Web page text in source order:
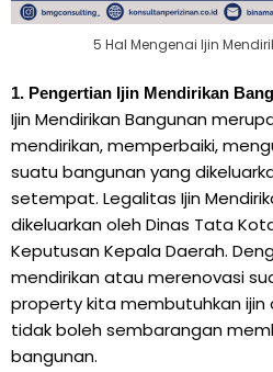
5 Hal Mengenai Ijin
1. Pengertian Ijin Mendirikan
Ijin Mendirikan Bangunan
mendirikan, memperbaiki,
suatu bangunan yang
setempat. Legalitas Ijin
dikeluarkan oleh Dinas Tata
Keputusan Kepala Daerah.
mendirikan atau merenovasi
property kita membutuhkan ijin
tidak boleh sembarangan
bangunan.